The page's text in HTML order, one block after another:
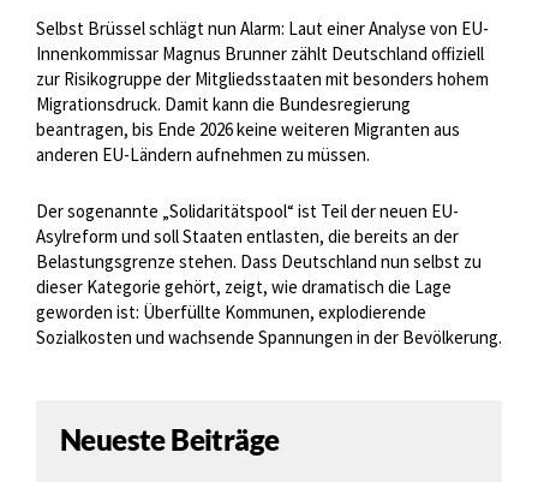
Selbst Brüssel schlägt nun Alarm: Laut einer Analyse von EU-
Innenkommissar Magnus Brunner zählt Deutschland offiziell
zur Risikogruppe der Mitgliedsstaaten mit besonders hohem
Migrationsdruck. Damit kann die Bundesregierung
beantragen, bis Ende 2026 keine weiteren Migranten aus
anderen EU-Ländern aufnehmen zu müssen.
Der sogenannte „Solidaritätspool“ ist Teil der neuen EU-
Asylreform und soll Staaten entlasten, die bereits an der
Belastungsgrenze stehen. Dass Deutschland nun selbst zu
dieser Kategorie gehört, zeigt, wie dramatisch die Lage
geworden ist: Überfüllte Kommunen, explodierende
Sozialkosten und wachsende Spannungen in der Bevölkerung.
Neueste Beiträge